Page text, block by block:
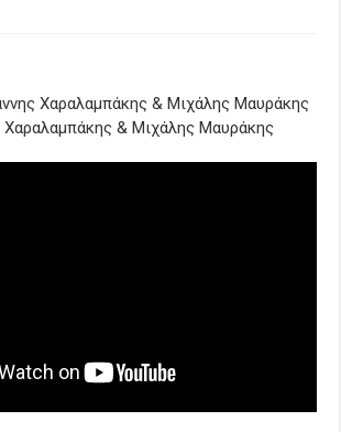
Χαραλαμπάκης & Μιχάλης Μαυράκης
Χαραλαμπάκης & Μιχάλης Μαυράκης